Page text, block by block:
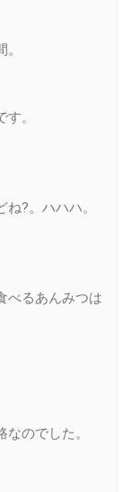
。
?。ハハハ。
べるあんみつは
のでした。